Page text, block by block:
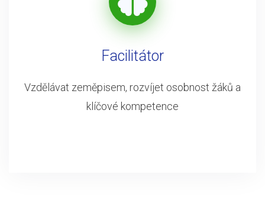
Facilitátor
Vzdělávat zeměpisem, rozvíjet osobnost žáků a
klíčové kompetence